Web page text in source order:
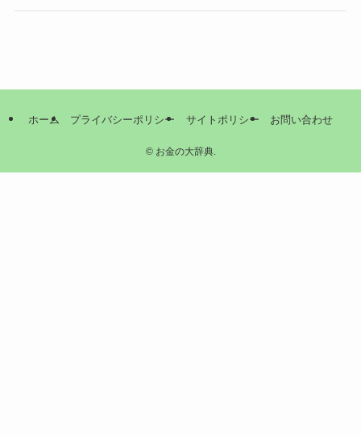
ホーム プライバシーポリシー サイトポリシー お問い合わせ
©お金の大辞典.